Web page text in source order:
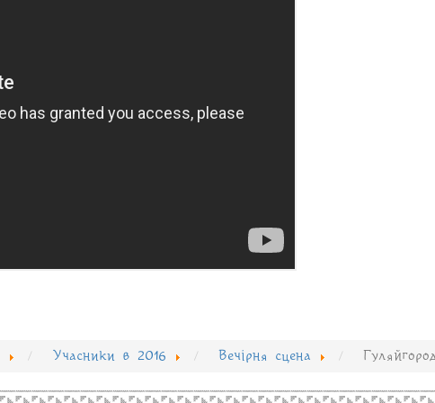
Учасники в 2016 Вечірня сцена